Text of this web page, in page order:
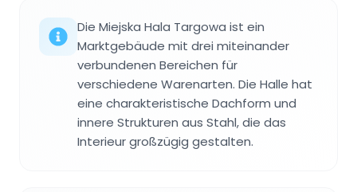
Die Miejska Hala Targowa ist ein
Marktgebäude mit drei miteinander
verbundenen Bereichen für
verschiedene Warenarten. Die Halle hat
eine charakteristische Dachform und
innere Strukturen aus Stahl, die das
Interieur großzügig gestalten.